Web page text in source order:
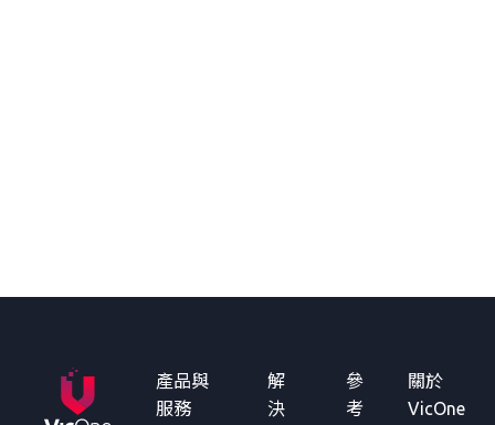
產品與
服務
解
決
參
考
關於
VicOne